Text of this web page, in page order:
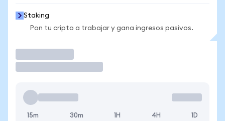
Staking
Pon tu cripto a trabajar y gana ingresos pasivos.
15m 30m 1H 4H 1D